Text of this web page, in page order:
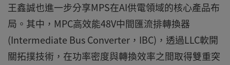
王鑫誠也進一步分享MPS在AI供電領域的核心產品布
局。其中，MPC高效能48V中間匯流排轉換器
(Intermediate Bus Converter，IBC)，透過LLC軟開
關拓撲技術，在功率密度與轉換效率之間取得雙重突